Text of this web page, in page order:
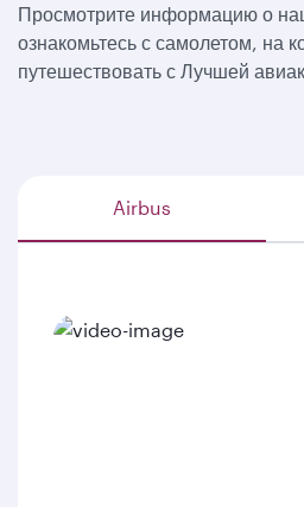
Просмотрите информацию о
ознакомьтесь с самолетом, на
путешествовать с Лучшей
Airbus